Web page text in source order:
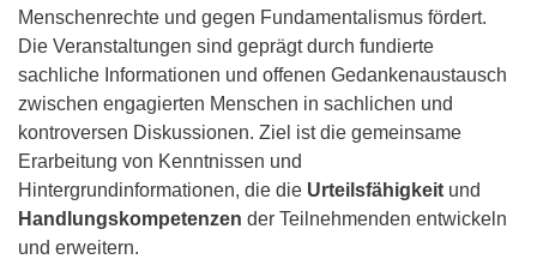
Menschenrechte und gegen Fundamentalismus fördert.
Die Veranstaltungen sind geprägt durch fundierte
sachliche Informationen und offenen Gedankenaustausch
zwischen engagierten Menschen in sachlichen und
kontroversen Diskussionen. Ziel ist die gemeinsame
Erarbeitung von Kenntnissen und
Hintergrundinformationen, die die Urteilsfähigkeit und
Handlungskompetenzen der Teilnehmenden entwickeln
und erweitern.